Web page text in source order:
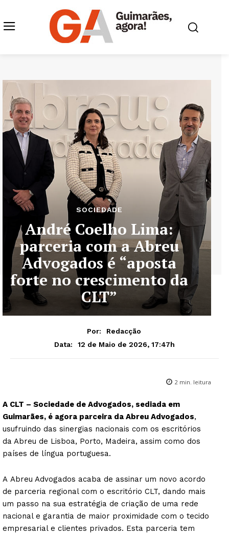
SOCIEDADE
André Coelho Lima:
parceria com a Abreu
Advogados é “aposta
forte no crescimento da
CLT”
Por:
Redacção
Data:
12 de Maio de 2026, 17:47h
2 min. leitura
A CLT – Sociedade de Advogados, sediada em
Guimarães, é agora parceira da Abreu Advogados,
usufruindo das sinergias nacionais com os escritórios
da Abreu de Lisboa, Porto, Madeira, assim como dos
países de língua portuguesa.
A Abreu Advogados acaba de assinar um novo acordo
de parceria regional com o escritório CLT, dando mais
um passo na sua estratégia de criação de uma rede
nacional e garantia de maior proximidade com o tecido
empresarial e clientes privados. Esta parceria tem